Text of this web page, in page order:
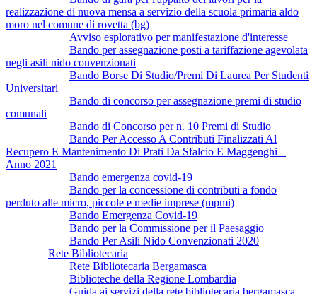
realizzazione di nuova mensa a servizio della scuola primaria aldo
moro nel comune di rovetta (bg)
Avviso esplorativo per manifestazione d'interesse
Bando per assegnazione posti a tariffazione agevolata
negli asili nido convenzionati
Bando Borse Di Studio/Premi Di Laurea Per Studenti
Universitari
Bando di concorso per assegnazione premi di studio
comunali
Bando di Concorso per n. 10 Premi di Studio
Bando Per Accesso A Contributi Finalizzati Al
Recupero E Mantenimento Di Prati Da Sfalcio E Maggenghi –
Anno 2021
Bando emergenza covid-19
Bando per la concessione di contributi a fondo
perduto alle micro, piccole e medie imprese (mpmi)
Bando Emergenza Covid-19
Bando per la Commissione per il Paesaggio
Bando Per Asili Nido Convenzionati 2020
Rete Bibliotecaria
Rete Bibliotecaria Bergamasca
Biblioteche della Regione Lombardia
Guida ai servizi della rete bibliotecaria bergamasca